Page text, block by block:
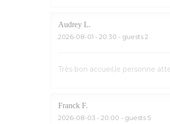
Audrey L
2026-08-01 - 20:30 - guests 2
Très bon accueil,le personne
Franck F
2026-08-03 - 20:00 - guests 5